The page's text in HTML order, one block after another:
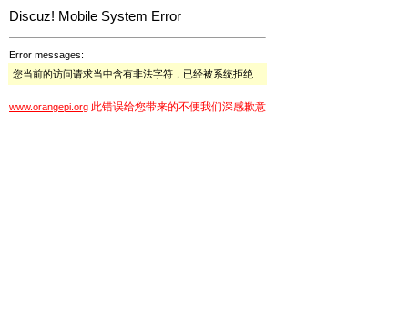
Discuz! Mobile System Error
Error messages:
您当前的访问请求当中含有非法字符，已经被系统拒绝
www.orangepi.org 此错误给您带来的不便我们深感歉意